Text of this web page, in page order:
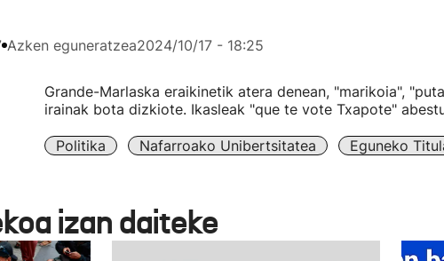
Azken eguneratzea2024/10/17 - 18:25
Grande-Marlaska eraikinetik atera denean, "marikoia",
irainak bota dizkiote. Ikasleak "que te vote Txapote"
Politika Nafarroako Unibertsitatea Eguneko
izan daiteke